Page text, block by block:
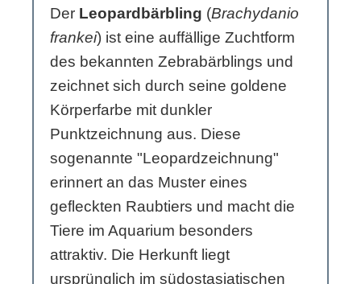
Der Leopardbärbling (Brachydanio
frankei) ist eine auffällige Zuchtform
des bekannten Zebrabärblings und
zeichnet sich durch seine goldene
Körperfarbe mit dunkler
Punktzeichnung aus. Diese
sogenannte "Leopardzeichnung"
erinnert an das Muster eines
gefleckten Raubtiers und macht die
Tiere im Aquarium besonders
attraktiv. Die Herkunft liegt
ursprünglich im südostasiatischen